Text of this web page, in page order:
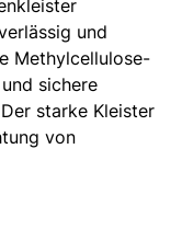
und
Methylcellulose-
sichere
starke Kleister
von